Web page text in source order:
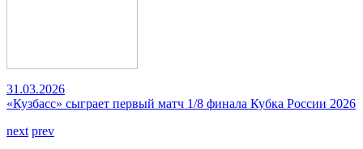
31.03.2026
«Кузбасс» сыграет первый матч 1/8 финала Кубка России 2026
next prev